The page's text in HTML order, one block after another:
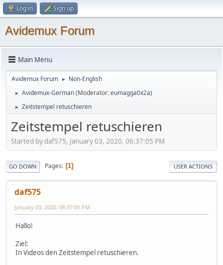
Log in Sign up
Avidemux Forum
Main Menu
Avidemux Forum ► Non-English
► Avidemux-German(Moderator:eumagga0x2a)
► Zeitstempel retuschieren
Zeitstempel retuschieren
Started by daf575, January 03, 2020, 06:37:05 PM
GO DOWN Pages 1 USER ACTIONS
daf575
January 03, 2020, 06:37:05 PM
Hallo!
Ziel:
In Videos den Zeitstempel retuschieren.